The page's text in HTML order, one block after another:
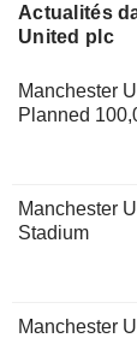
Actualités
United plc
Manchester
Planned
Manchester
Stadium
Manchester